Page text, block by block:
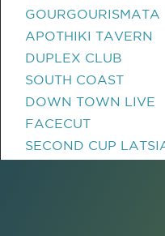
GOURGOURISMATA
APOTHIKI TAVERN
DUPLEX CLUB
SOUTH COAST
DOWN TOWN LIVE
FACECUT
SECOND CUP